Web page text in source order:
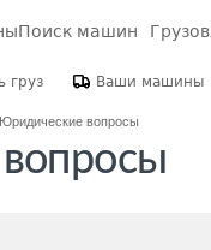
Поиск машин
груз Ваши машины
Юридические вопросы